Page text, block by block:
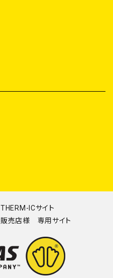
THERM-ICサイト
販売店様 専用サイト